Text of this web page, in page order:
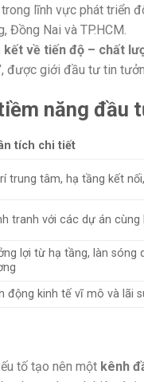
lĩnh vực phát triển
Đồng Nai và TP.HCM.
kết về tiến độ – chất
, được giới đầu tư tin
năng đầu
tích chi tiết
trung tâm, hạ tầng kết
tranh với các dự án
lợi từ hạ tầng, làn
động kinh tế vĩ mô và lãi
tố tạo nên một kênh